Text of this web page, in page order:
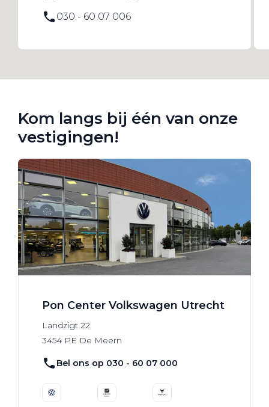
030 - 60 07 006
Kom langs bij één van onze
vestigingen!
Pon Center Volkswagen Utrecht
Landzigt 22
3454 PE De Meern
Bel ons op 030 - 60 07 000